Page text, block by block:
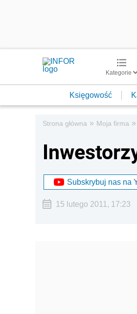
Kategorie
Księgowość
Strona główna » Moja firma »
Subskrybuj nas na
15 lutego 2011, 17:23